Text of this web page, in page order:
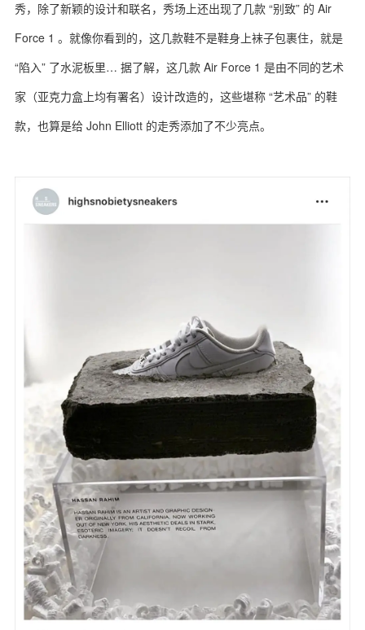
秀，除了新颖的设计和联名，秀场上还出现了几款 “别致” 的 Air
Force 1 。就像你看到的，这几款鞋不是鞋身上袜子包裹住，就是
“陷入” 了水泥板里… 据了解，这几款 Air Force 1 是由不同的艺术
家（亚克力盒上均有署名）设计改造的，这些堪称 “艺术品” 的鞋
款，也算是给 John Elliott 的走秀添加了不少亮点。